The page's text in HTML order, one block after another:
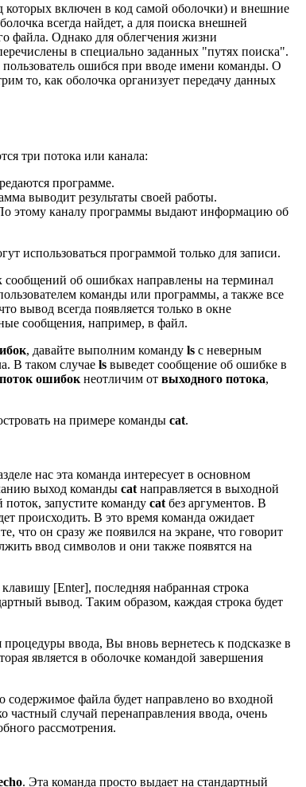
включен в код самой оболочки) и внешние
всегда найдет, а для поиска внешней
файла. Однако для облегчения жизни
в специально заданных "путях поиска".
ошибся при вводе имени команды. О
то, как оболочка организует передачу данных
три потока или канала:
программе.
выводит результаты своей работы.
этому каналу программы выдают информацию об
использоваться программой только для записи.
сообщений об ошибках направлены на терминал
команды или программы, а также все
вывод всегда появляется только в окне
сообщения, например, в файл.
, давайте выполним командуls с неверным
В таком случаеls выведет сообщение об ошибке в
ошибок неотличим отвыходного потока,
на примере командыcat.
нас эта команда интересует в основном
выход командыcat направляется в выходной
запустите командуcat без аргументов. В
происходить. В это время команда ожидает
что он сразу же появился на экране, что говорит
ввод символов и они также появятся на
[Enter], последняя набранная строка
вывод. Таким образом, каждая строка будет
ввода, Вы вновь вернетесь к подсказке в
является в оболочке командой завершения
содержимое файла будет направлено во входной
частный случай перенаправления ввода, очень
рассмотрения.
. Эта команда просто выдает на стандартный